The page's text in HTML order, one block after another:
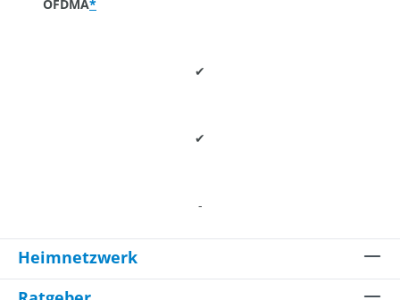
OFDMA*
✔
✔
-
Heimnetzwerk